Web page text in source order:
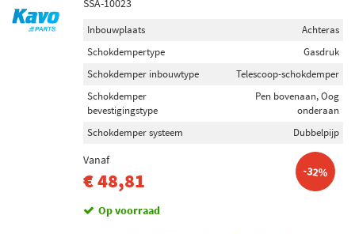
SSA-10023
Inbouwplaats
Achteras
Schokdempertype
Gasdruk
Schokdemper inbouwtype
Telescoop-schokdemper
Schokdemper
bevestigingstype
Pen bovenaan, Oog
onderaan
Schokdemper systeem
Dubbelpijp
Vanaf
€ 48,81 -32%
Op voorraad